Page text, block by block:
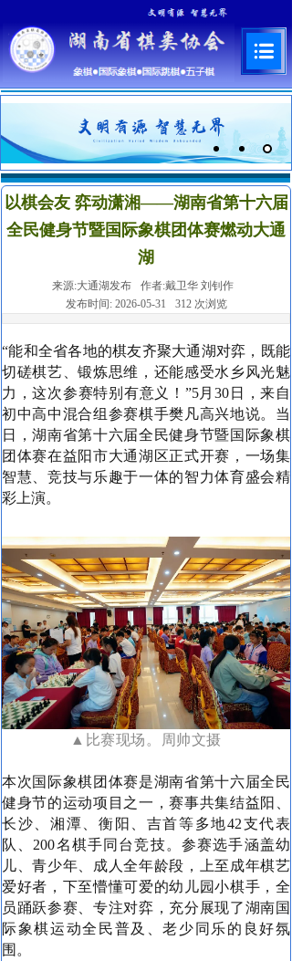
以棋会友 弈动潇湘——湖南省第十六届
全民健身节暨国际象棋团体赛燃动大通
湖
来源:大通湖发布 作者:戴卫华 刘钊作
发布时间: 2026-05-31 312 次浏览
“能和全省各地的棋友齐聚大通湖对弈，既能
切磋棋艺、锻炼思维，还能感受水乡风光魅
力，这次参赛特别有意义！”5月30日，来自
初中高中混合组参赛棋手樊凡高兴地说。当
日，湖南省第十六届全民健身节暨国际象棋
团体赛在益阳市大通湖 区正式开赛，一场集
智慧、竞技与乐趣于一体的智力体育盛会精
彩上演。
▲比赛现场。周帅文摄
本次国际象棋团体赛是湖南省第十六届全民
健身节的运动项目之一，赛事共集结益阳、
长沙、湘潭、衡阳、吉首等多地42支代表
队、200名棋手同台竞技。参赛选手涵盖幼
儿、青少年、成人全年龄段，上至成年棋艺
爱好者，下至懵懂可爱的幼儿园小棋手，全
员踊跃参赛、专注对弈，充分展现了湖南国
际象棋运动全民普及、老少同乐的良好氛
围。